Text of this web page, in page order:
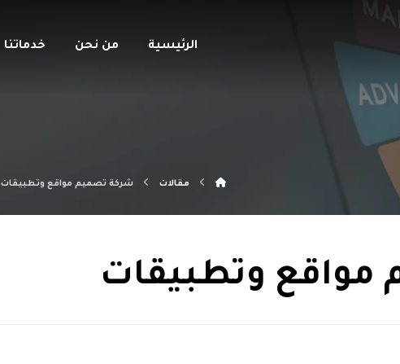
الرئيسية من نحن خدماتنا
مقالات شركة تصميم مواقع وتطبيقات
وتطبيقات